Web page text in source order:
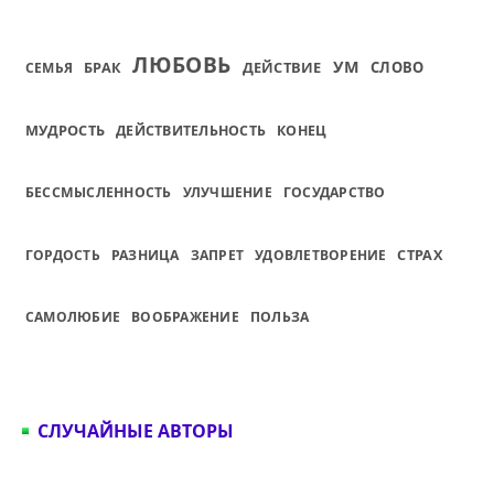
СЕМЬЯ БРАК ЛЮБОВЬ ДЕЙСТВИЕ УМ СЛОВО
МУДРОСТЬ ДЕЙСТВИТЕЛЬНОСТЬ КОНЕЦ
БЕССМЫСЛЕННОСТЬ УЛУЧШЕНИЕ ГОСУДАРСТВО
ГОРДОСТЬ РАЗНИЦА ЗАПРЕТ УДОВЛЕТВОРЕНИЕ СТРАХ
САМОЛЮБИЕ ВООБРАЖЕНИЕ ПОЛЬЗА
СЛУЧАЙНЫЕ АВТОРЫ